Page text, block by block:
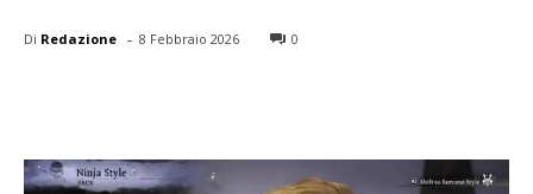
Di Redazione - 8 Febbraio 2026 0